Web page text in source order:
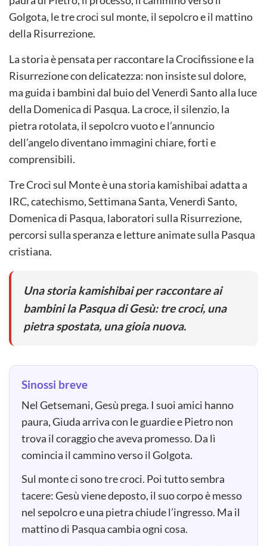
Golgota, le tre croci sul monte, il sepolcro e il mattino
della Risurrezione.
La storia è pensata per raccontare la Crocifissione e la
Risurrezione con delicatezza: non insiste sul dolore,
ma guida i bambini dal buio del Venerdì Santo alla luce
della Domenica di Pasqua. La croce, il silenzio, la
pietra rotolata, il sepolcro vuoto e l’annuncio
dell’angelo diventano immagini chiare, forti e
comprensibili.
Tre Croci sul Monte è una storia kamishibai adatta a
IRC, catechismo, Settimana Santa, Venerdì Santo,
Domenica di Pasqua, laboratori sulla Risurrezione,
percorsi sulla speranza e letture animate sulla Pasqua
cristiana.
Una storia kamishibai per raccontare ai
bambini la Pasqua di Gesù: tre croci, una
pietra spostata, una gioia nuova.
Sinossi breve
Nel Getsemani, Gesù prega. I suoi amici hanno
paura, Giuda arriva con le guardie e Pietro non
trova il coraggio che aveva promesso. Da lì
comincia il cammino verso il Golgota.
Sul monte ci sono tre croci. Poi tutto sembra
tacere: Gesù viene deposto, il suo corpo è messo
nel sepolcro e una pietra chiude l’ingresso. Ma il
mattino di Pasqua cambia ogni cosa.